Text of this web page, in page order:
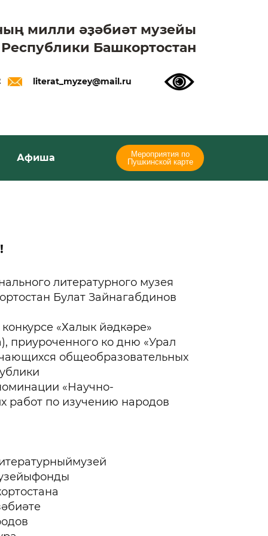
милли әҙәбиәт музейы
Башкортостан
literat_myzey@mail.ru
Афиша
Мероприятия по
Пушкинской карте
литературного музея
Булат Зайнагабдинов
«Халык йәдкәре»
приуроченного ко дню «Урал
общеобразовательных
«Научно-
работ по изучению народов